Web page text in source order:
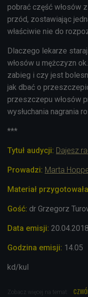
pobrać część włosów
przód, zostawiając
właściwie nie do
Dlaczego lekarze
włosów u mężczyzn
zabieg i czy jest
jak dbać o
przeszczepu włosów
wysłuchania nagrania
***
Tytuł audycji: Dajesz
Prowadzi: Marta
Materiał
Gość: dr Grzegorz
Data emisji: 20.04.2018
Godzina emisji: 14.05
kd/kul
Zobacz więcej na temat: